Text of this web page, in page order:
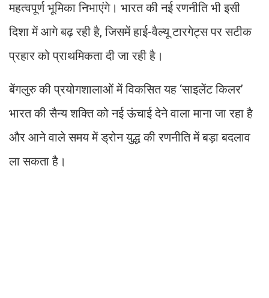
महत्वपूर्ण भूमिका निभाएंगे। भारत की नई रणनीति भी इसी
दिशा में आगे बढ़ रही है, जिसमें हाई-वैल्यू टारगेट्स पर सटीक
प्रहार को प्राथमिकता दी जा रही है।
बेंगलुरु की प्रयोगशालाओं में विकसित यह ‘साइलेंट किलर’
भारत की सैन्य शक्ति को नई ऊंचाई देने वाला माना जा रहा है
और आने वाले समय में ड्रोन युद्ध की रणनीति में बड़ा बदलाव
ला सकता है।